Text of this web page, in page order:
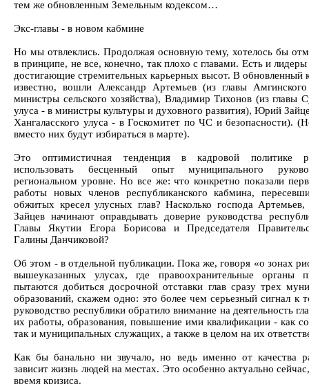
тем же обновленным Земельным кодексом…
Экс-главы - в новом кабмине
Но мы отвлеклись. Продолжая основную тему, хотелось бы
в принципе, не все, конечно, так плохо с главами. Есть и
достигающие стремительных карьерных высот. В обновленный
известно, вошли Александр Артемьев (из главы
министры сельского хозяйства), Владимир Тихонов (из главы
улуса - в министры культуры и духовного развития), Юрий
Хангаласского улуса - в Госкомитет по ЧС и безопасности).
вместо них будут избираться в марте).
Это оптимистичная тенденция в кадровой политике
использовать бесценный опыт муниципального
региональном уровне. Но все же: что конкретно показали
работы новых членов республиканского кабмина,
обжитых кресел улусных глав? Насколько господа
Зайцев начинают оправдывать доверие руководства
Главы Якутии Егора Борисова и Председателя
Галины Данчиковой?
Об этом - в отдельной публикации. Пока же, говоря «о зонах
вышеуказанных улусах, где правоохранительные органы
пытаются добиться досрочной отставки глав сразу трех
образований, скажем одно: это более чем серьезный сигнал к
руководство республики обратило внимание на деятельность
их работы, образования, повышение ими квалификации - как
так и муниципальных служащих, а также в целом на их
Как бы банально ни звучало, но ведь именно от качества
зависит жизнь людей на местах. Это особенно актуально
время кризиса.